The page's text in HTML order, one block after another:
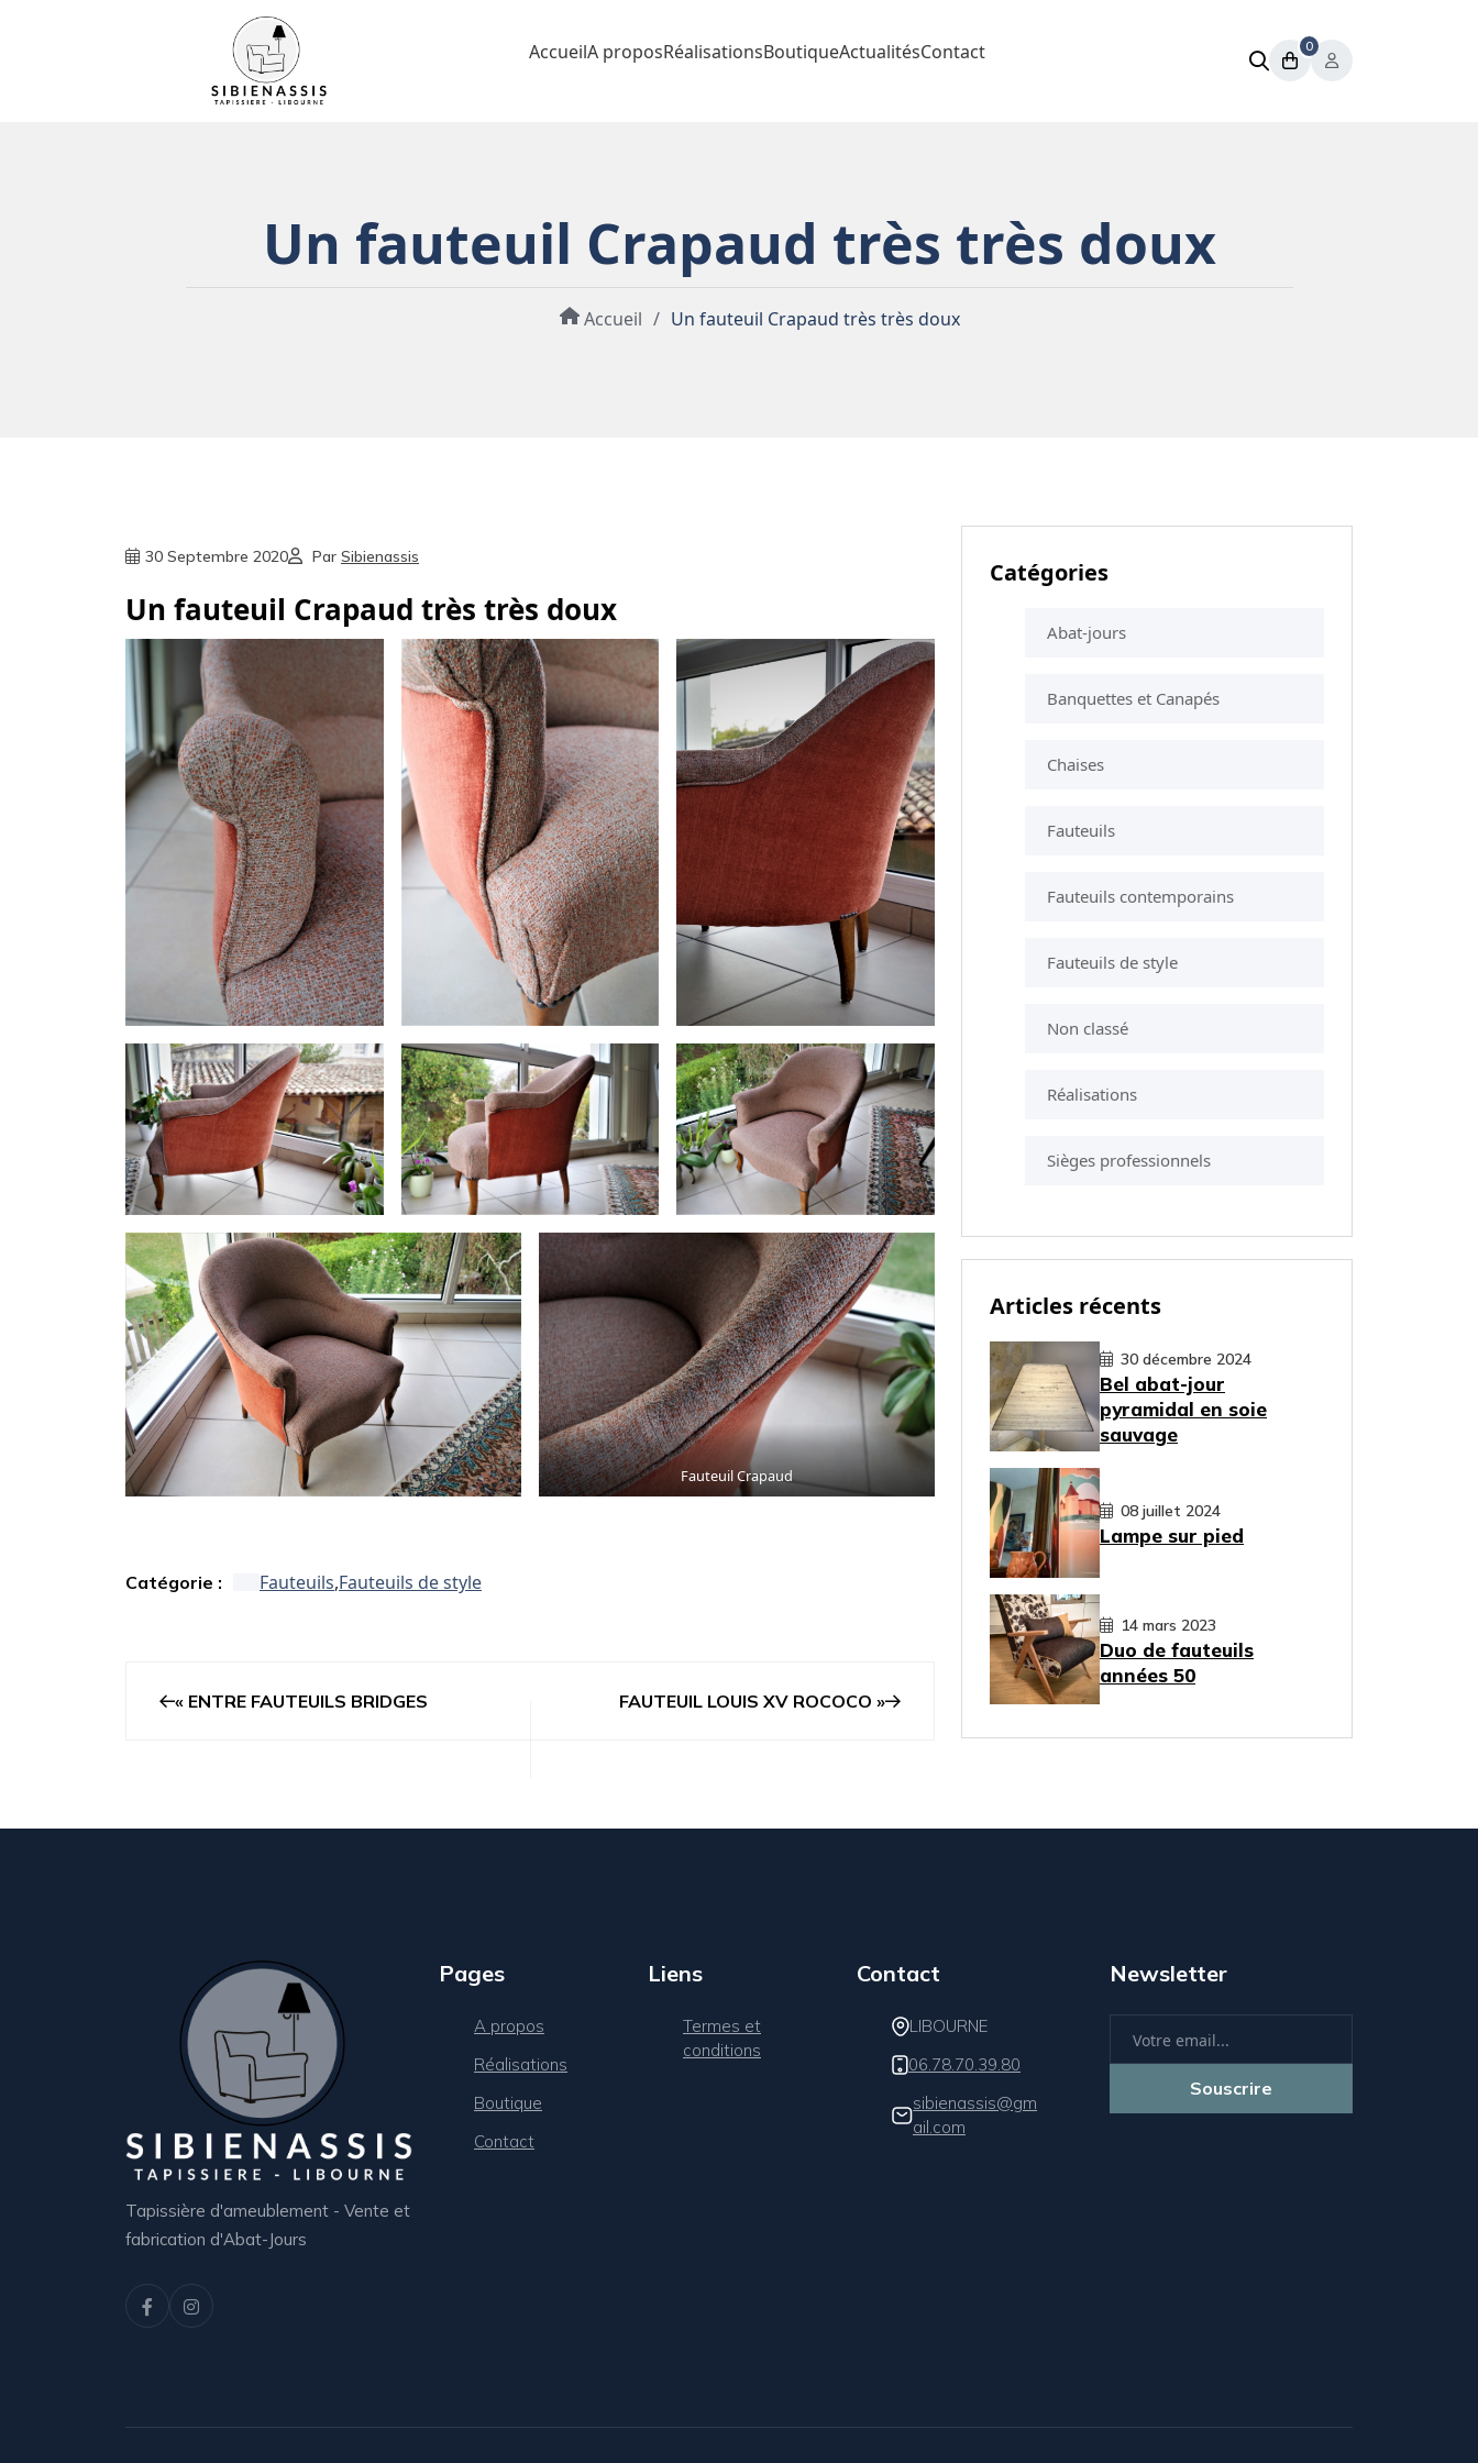
AccueilA proposRéalisationsBoutiqueActualitésContact 0
Un fauteuil Crapaud très très doux
Accueil / Un fauteuil Crapaud très très doux
30 Septembre 2020 Par Sibienassis
Un fauteuil Crapaud très très doux
Fauteuil Crapaud
Catégorie : Fauteuils,Fauteuils de style
ENTRE FAUTEUILS BRIDGES FAUTEUIL LOUIS XV ROCOCO
Catégories
Abat-jours
Banquettes et Canapés
Chaises
Fauteuils
Fauteuils contemporains
Fauteuils de style
Non classé
Réalisations
Sièges professionnels
Articles récents
30 décembre 2024
Bel abat-jour
pyramidal en soie
sauvage
08 juillet 2024
Lampe sur pied
14 mars 2023
Duo de fauteuils
années 50
Tapissière d'ameublement - Vente et
fabrication d'Abat-Jours
Pages
A propos
Réalisations
Boutique
Contact
Liens
Termes et
conditions
Contact
LIBOURNE
06.78.70.39.80
sibienassis@gm
ail.com
Newsletter
Souscrire